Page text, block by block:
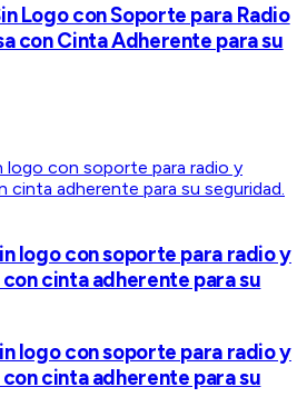
Logo con Soporte para Radio
con Cinta Adherente para su
logo con soporte para radio y
cinta adherente para su
logo con soporte para radio y
cinta adherente para su